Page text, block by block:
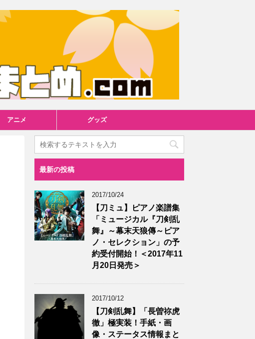
アニメ グッズ
最新の投稿
2017/10/24
【刀ミュ】ピアノ楽譜集
「ミュージカル『刀剣乱
舞』～幕末天狼傳～ピア
ノ・セレクション」の予
約受付開始！＜2017年11
月20日発売＞
2017/10/12
【刀剣乱舞】「長曽祢虎
徹」極実装！手紙・画
像・ステータス情報まと